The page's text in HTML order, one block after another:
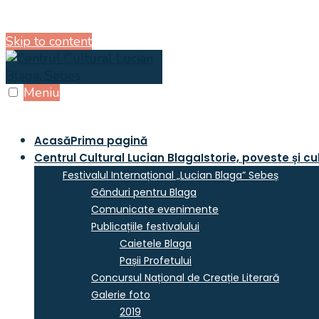
Skip to content
Meniu
AcasăPrima pagină
Centrul Cultural Lucian BlagaIstorie, poveste și
Festivalul Internațional „Lucian Blaga” Sebeș
Gânduri pentru Blaga
Comunicate evenimente
Publicațiile festivalului
Caietele Blaga
Pașii Profetului
Concursul Național de Creație Literară
Galerie foto
2019